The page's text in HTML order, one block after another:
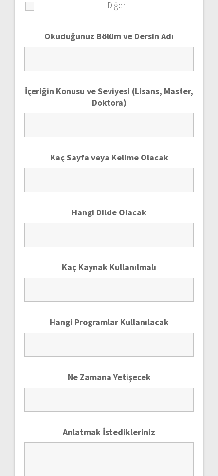
Diğer
Okuduğunuz Bölüm ve Dersin Adı
İçeriğin Konusu ve Seviyesi (Lisans, Master,
Doktora)
Kaç Sayfa veya Kelime Olacak
Hangi Dilde Olacak
Kaç Kaynak Kullanılmalı
Hangi Programlar Kullanılacak
Ne Zamana Yetişecek
Anlatmak İstedikleriniz